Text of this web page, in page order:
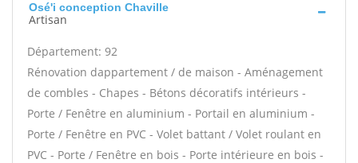
Osé'i conception Chaville
Artisan
Département: 92
Rénovation dappartement / de maison - Aménagement
de combles - Chapes - Bétons décoratifs intérieurs -
Porte / Fenêtre en aluminium - Portail en aluminium -
Porte / Fenêtre en PVC - Volet battant / Volet roulant en
PVC - Porte / Fenêtre en bois - Porte intérieure en bois -